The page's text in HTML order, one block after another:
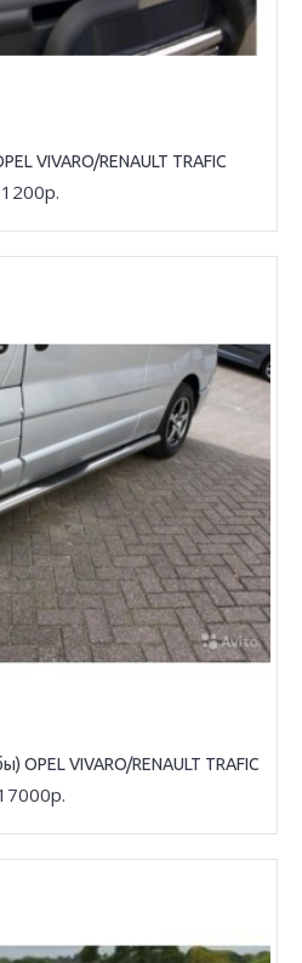
VIVARO/RENAULT TRAFIC
1200р.
VIVARO/RENAULT TRAFIC